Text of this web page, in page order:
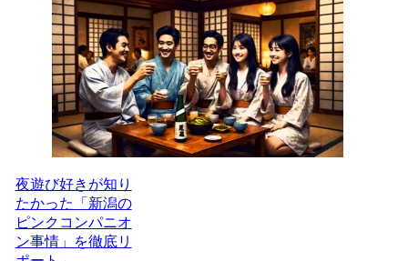
夜遊び好きが知り
たかった「新潟の
ピンクコンパニオ
ン事情」を徹底リ